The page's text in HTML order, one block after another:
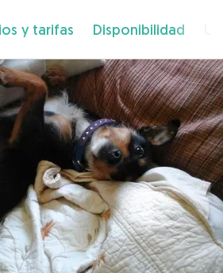
y tarifas Disponibilidad